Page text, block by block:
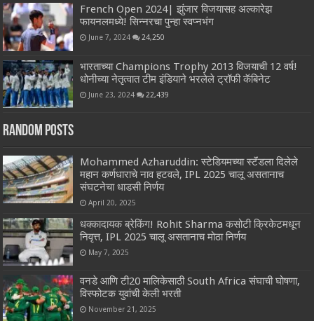
French Open 2024| झुंजार विजयासह अल्कारेझ
फायनलमध्ये! सिन्नरचा पुन्हा स्वप्नभंग
June 7, 2024 24,250
भारताच्या Champions Trophy 2013 विजयाची 12 वर्ष!
धोनीच्या नेतृत्वात टीम इंडियाने भरलेले ट्रॉफी कॅबिनेट
June 23, 2024 22,439
Random Posts
Mohammed Azharuddin: स्टेडियमच्या स्टॅंडला दिलेले
महान कर्णधाराचे नाव हटवले, IPL 2025 चालू असतानाच
संघटनेचा धाडसी निर्णय
April 20, 2025
धक्कादायक ब्रेकिंग! Rohit Sharma कसोटी क्रिकेटमधून
निवृत्त, IPL 2025 चालू असतानाच मोठा निर्णय
May 7, 2025
वनडे आणि टी20 मालिकेसाठी South Africa संघाची घोषणा,
विस्फोटक युवांची केली भरती
November 21, 2025